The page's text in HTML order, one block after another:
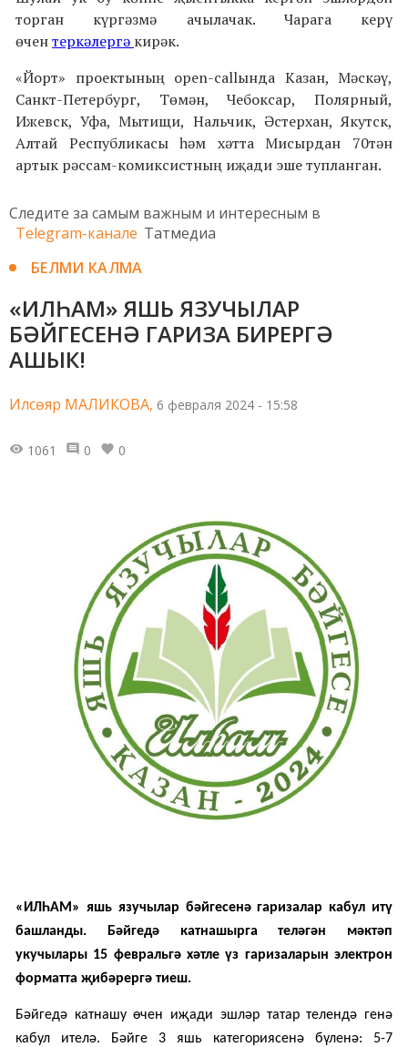
торган күргәзмә ачылачак. Чарага керү
өчентеркәлергә кирәк.
«Йорт» проектының оpen-callында Казан, Мәскәү,
Санкт-Петербург, Төмән, Чебоксар, Полярный,
Ижевск, Уфа, Мытищи, Нальчик, Әстерхан, Якутск,
Алтай Республикасы һәм хәтта Мисырдан 70тән
артык рәссам-комиксистның иҗади эше тупланган.
Следите за самым важным и интересным в
Telegram-канале Татмедиа
БЕЛМИ КАЛМА
«ИЛҺАМ» ЯШЬ ЯЗУЧЫЛАР
БӘЙГЕСЕНӘ ГАРИЗА БИРЕРГӘ
АШЫК!
Илсөяр МАЛИКОВА, 6 февраля 2024 - 15:58
1061 0 0
«ИЛҺАМ» яшь язучылар бәйгесенә гаризалар кабул итү
башланды. Бәйгедә катнашырга теләгән мәктәп
укучылары 15 февральгә хәтле үз гаризаларын электрон
форматта җибәрергә тиеш.
Бәйгедә катнашу өчен иҗади эшләр татар телендә генә
кабул ителә. Бәйге 3 яшь категориясенә бүленә: 5-7